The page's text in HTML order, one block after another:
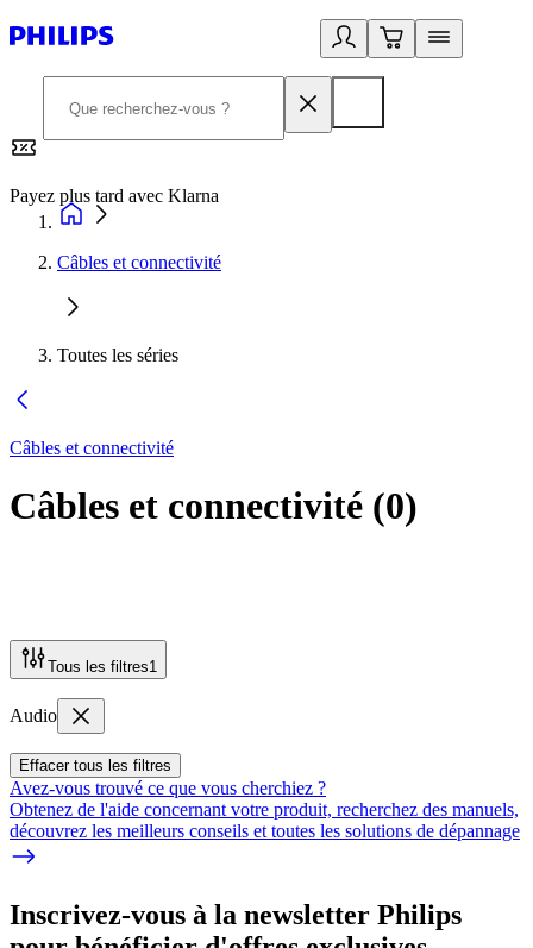
Payez plus tard avec Klarna
Câbles et connectivité
Toutes les séries
Câbles et connectivité
Câbles et connectivité (0)
Tous les filtres1
Audio
Effacer tous les filtres
Avez-vous trouvé ce que vous cherchiez ?
Obtenez de l'aide concernant votre produit, recherchez des manuels,
découvrez les meilleurs conseils et toutes les solutions de dépannage
Inscrivez-vous à la newsletter Philips